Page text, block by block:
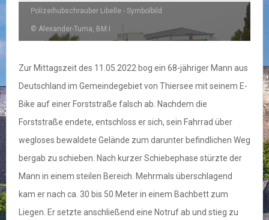
Polizeihubschrauber Libelle - Symbolbild
© Alexander-Tuma, BM.I
Zur Mittagszeit des 11.05.2022 bog ein 68-jähriger Mann aus
Deutschland im Gemeindegebiet von Thiersee mit seinem E-
Bike auf einer Forststraße falsch ab. Nachdem die
Forststraße endete, entschloss er sich, sein Fahrrad über
wegloses bewaldete Gelände zum darunter befindlichen Weg
bergab zu schieben. Nach kurzer Schiebephase stürzte der
Mann in einem steilen Bereich. Mehrmals überschlagend
kam er nach ca. 30 bis 50 Meter in einem Bachbett zum
Liegen. Er setzte anschließend eine Notruf ab und stieg zu